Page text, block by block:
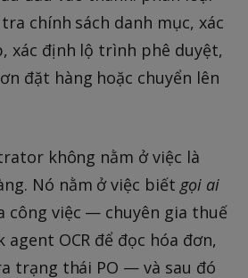
chính sách danh mục, xác
xác định lộ trình phê duyệt,
đặt hàng hoặc chuyển lên
không nằm ở việc là
Nó nằm ở việc biết gọi ai
công việc — chuyên gia thuế
agent OCR để đọc hóa đơn,
trạng thái PO — và sau đó